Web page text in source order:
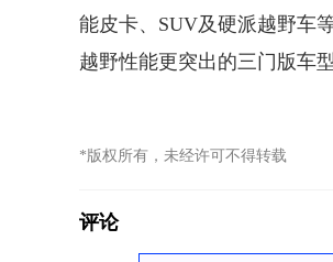
能皮卡、SUV及硬派越野车
越野性能更突出的三门版车
*版权所有，未经许可不得转载
评论